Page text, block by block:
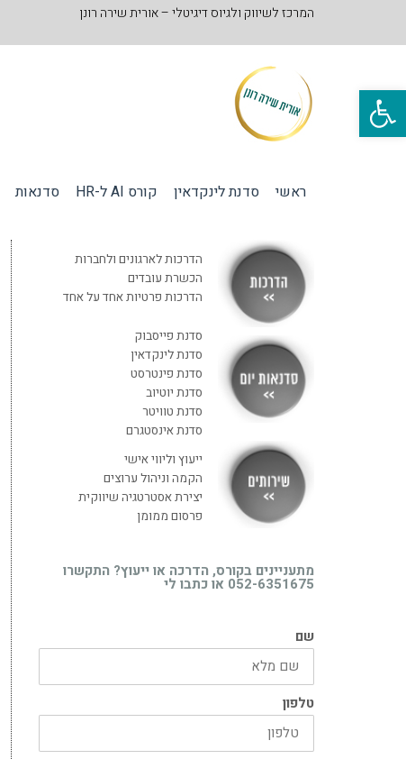
פתח סרגל נגישות
המרכז לשיווק ולגיוס דיגיטלי – אורית שירה רונן
ראשי סדנת לינקדאין קורס AI ל-HR סדנאות
הדרכות לארגונים ולחברות
הכשרת עובדים
הדרכות פרטיות אחד על אחד
סדנת פייסבוק
סדנת לינקדאין
סדנת פינטרסט
סדנת יוטיוב
סדנת טוויטר
סדנת אינסטגרם
ייעוץ וליווי אישי
הקמה וניהול ערוצים
יצירת אסטרטגיה שיווקית
פרסום ממומן
מתעניינים בקורס, הדרכה או ייעוץ? התקשרו
052-6351675 או כתבו לי
שם
טלפון